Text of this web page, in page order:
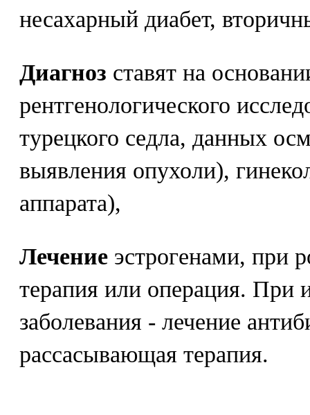
несахарный диабет,
Диагноз ставят на
рентгенологического
турецкого седла, данных
выявления опухоли),
аппарата),
Лечение эстрогенами, при
терапия или операция. При
заболевания - лечение
рассасывающая терапия.